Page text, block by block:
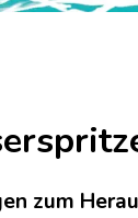
zum